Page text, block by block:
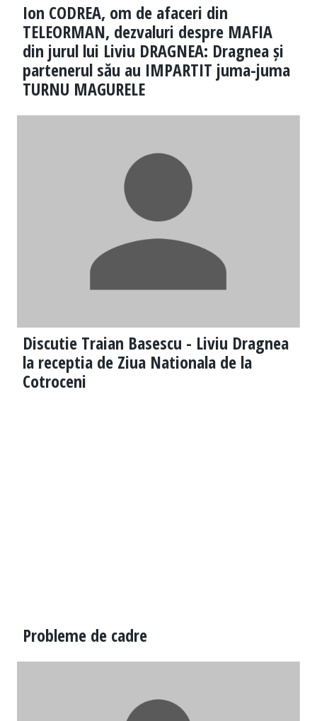
Ion CODREA, om de afaceri din
TELEORMAN, dezvaluri despre MAFIA
din jurul lui Liviu DRAGNEA: Dragnea și
partenerul său au IMPARTIT juma-juma
TURNU MAGURELE
Discutie Traian Basescu - Liviu Dragnea
la receptia de Ziua Nationala de la
Cotroceni
Probleme de cadre